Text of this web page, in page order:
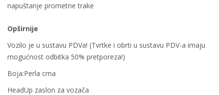
napuštanje prometne trake
Opširnije
Vozilo je u sustavu PDVa! (Tvrtke i obrti u sustavu PDV-a imaju
mogućnost odbitka 50% pretporeza!)
Boja:Perla crna
HeadUp zaslon za vozača